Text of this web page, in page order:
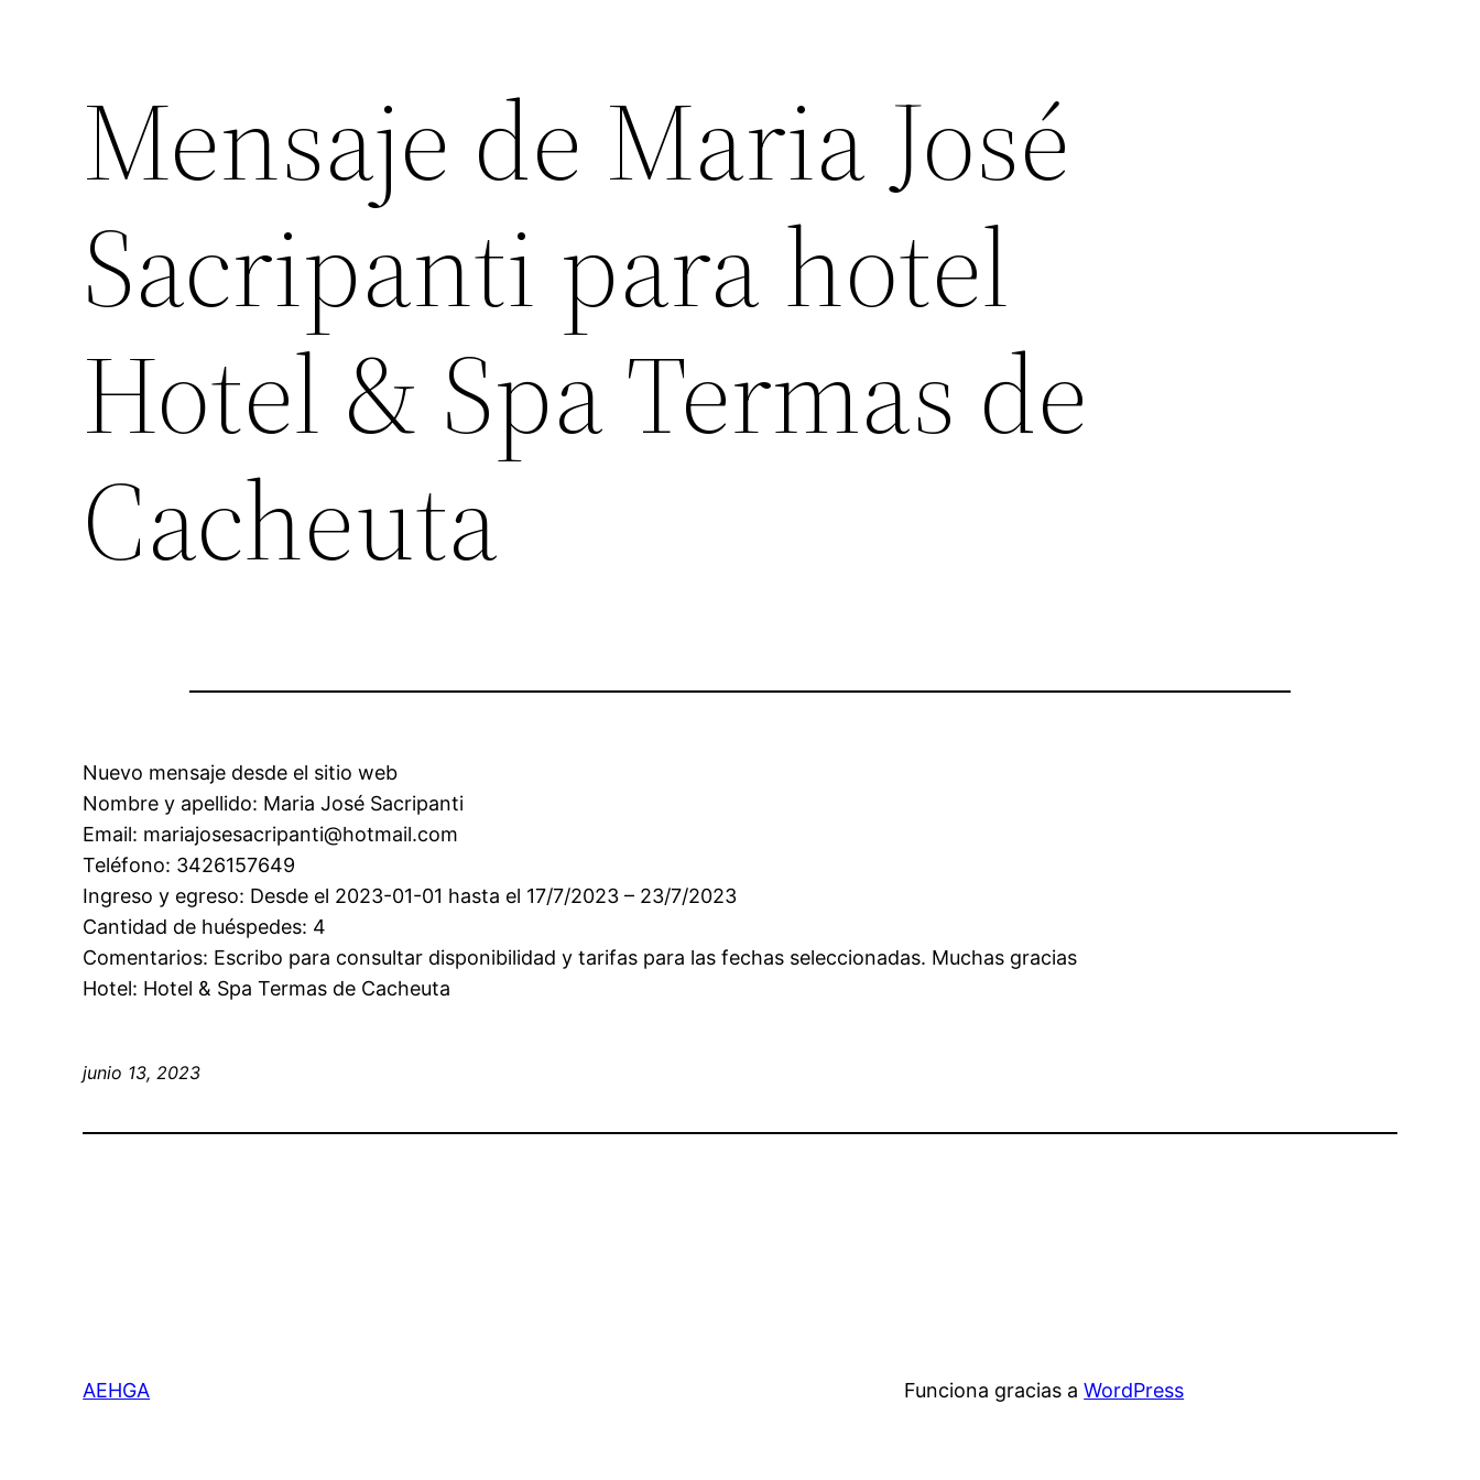
Mensaje de Maria José
Sacripanti para hotel
Hotel & Spa Termas de
Cacheuta
Nuevo mensaje desde el sitio web
Nombre y apellido: Maria José Sacripanti
Email: mariajosesacripanti@hotmail.com
Teléfono: 3426157649
Ingreso y egreso: Desde el 2023-01-01 hasta el 17/7/2023 – 23/7/2023
Cantidad de huéspedes: 4
Comentarios: Escribo para consultar disponibilidad y tarifas para las fechas seleccionadas. Muchas gracias
Hotel: Hotel & Spa Termas de Cacheuta
junio 13, 2023
AEHGA Funciona gracias aWordPress